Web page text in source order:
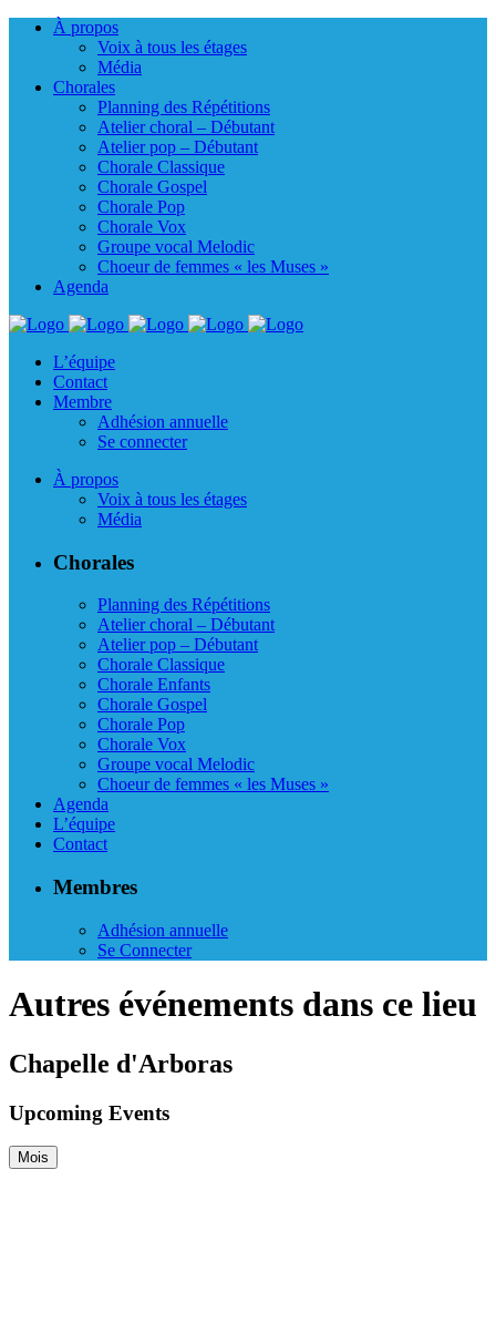
À propos
Voix à tous les étages
Média
Chorales
Planning des Répétitions
Atelier choral – Débutant
Atelier pop – Débutant
Chorale Classique
Chorale Gospel
Chorale Pop
Chorale Vox
Groupe vocal Melodic
Choeur de femmes « les Muses »
Agenda
L’équipe
Contact
Membre
Adhésion annuelle
Se connecter
À propos
Voix à tous les étages
Média
Chorales
Planning des Répétitions
Atelier choral – Débutant
Atelier pop – Débutant
Chorale Classique
Chorale Enfants
Chorale Gospel
Chorale Pop
Chorale Vox
Groupe vocal Melodic
Choeur de femmes « les Muses »
Agenda
L’équipe
Contact
Membres
Adhésion annuelle
Se Connecter
Autres événements dans ce lieu
Chapelle d'Arboras
Upcoming Events
Mois